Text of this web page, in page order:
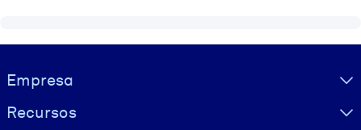
Visually hidden Text
Empresa
Recursos